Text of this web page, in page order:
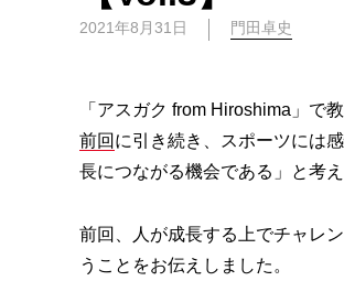
2021年8月31日 門田卓史
「アスガク from Hiroshima」で
前回 に引き続き、スポーツには
長につながる機会である」と考
前回、人が成長する上でチャレ
うことをお伝えしました。